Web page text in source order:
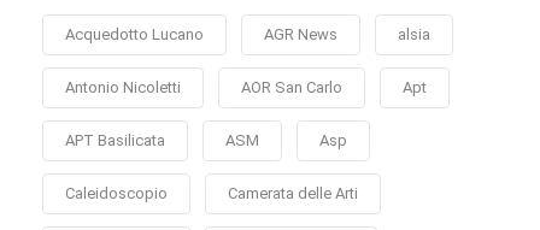
Acquedotto Lucano AGR News alsia
Antonio Nicoletti AOR San Carlo Apt
APT Basilicata ASM Asp
Caleidoscopio Camerata delle Arti